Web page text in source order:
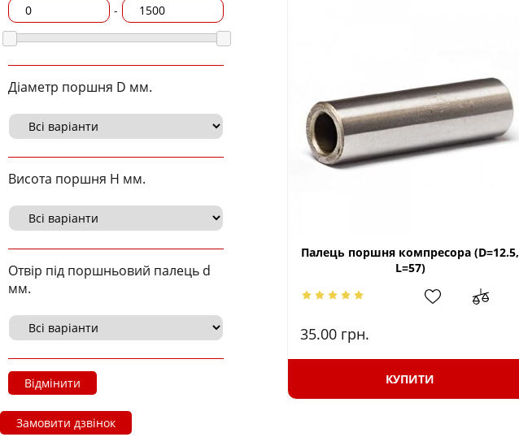
-
Діаметр поршня D мм.
Висота поршня H мм.
Отвір під поршньовий палець d
мм.
Відмінити
Замовити дзвінок
Палець поршня компресора (D=12.5,
L=57)
35.00 грн.
КУПИТИ